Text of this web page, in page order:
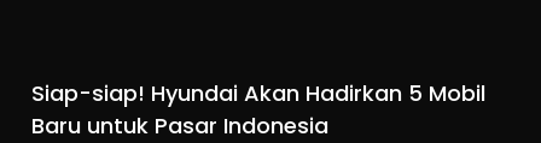
Siap-siap! Hyundai Akan Hadirkan 5 Mobil
Baru untuk Pasar Indonesia